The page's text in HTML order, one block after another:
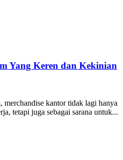
Yang Keren dan Kekinian
merchandise kantor tidak lagi hanya
tetapi juga sebagai sarana untuk...